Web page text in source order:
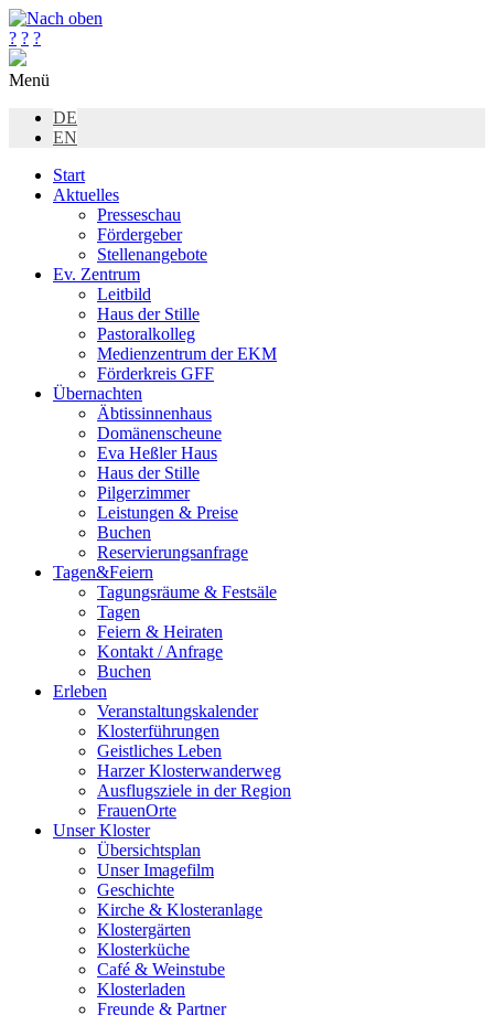
? ? ?
Menü
DE
EN
Start
Aktuelles
Presseschau
Fördergeber
Stellenangebote
Ev. Zentrum
Leitbild
Haus der Stille
Pastoralkolleg
Medienzentrum der EKM
Förderkreis GFF
Übernachten
Äbtissinnenhaus
Domänenscheune
Eva Heßler Haus
Haus der Stille
Pilgerzimmer
Leistungen & Preise
Buchen
Reservierungsanfrage
Tagen&Feiern
Tagungsräume & Festsäle
Tagen
Feiern & Heiraten
Kontakt / Anfrage
Buchen
Erleben
Veranstaltungskalender
Klosterführungen
Geistliches Leben
Harzer Klosterwanderweg
Ausflugsziele in der Region
FrauenOrte
Unser Kloster
Übersichtsplan
Unser Imagefilm
Geschichte
Kirche & Klosteranlage
Klostergärten
Klosterküche
Café & Weinstube
Klosterladen
Freunde & Partner